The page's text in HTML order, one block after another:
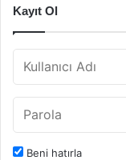
Kayıt Ol
Beni hatırla